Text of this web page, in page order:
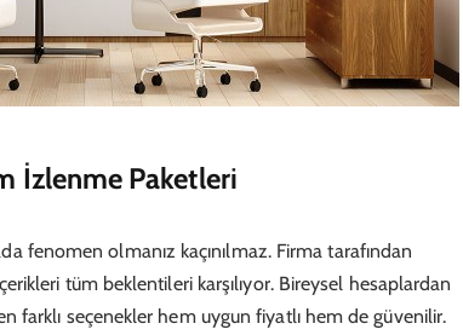
İzlenme Paketleri
fenomen olmanız kaçınılmaz. Firma tarafından
tüm beklentileri karşılıyor. Bireysel hesaplardan
farklı seçenekler hem uygun fiyatlı hem de güvenilir.